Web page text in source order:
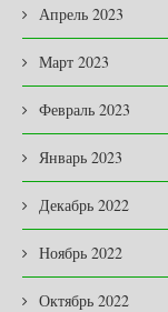
Апрель 2023
Март 2023
Февраль 2023
Январь 2023
Декабрь 2022
Ноябрь 2022
Октябрь 2022